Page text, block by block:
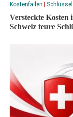
Kostenfallen |
Versteckte
Schweiz teure